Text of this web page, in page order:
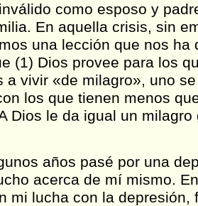
como esposo y
En aquella crisis, sin
una lección que nos ha
(1) Dios provee para los
a vivir «de milagro», uno
los que tienen menos
Dios le da igual un milagro
años pasé por una
acerca de mí mismo.
mi lucha con la depresión,